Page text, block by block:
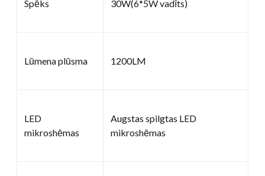
Spēks 30W(6*5W vadīts)
Lūmena plūsma 1200LM
LED
mikroshēmas
Augstas spilgtas LED
mikroshēmas